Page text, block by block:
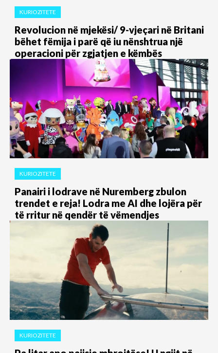
KURIOZITETE
Revolucion në mjekësi/ 9-vjeçari në Britani
bëhet fëmija i parë që iu nënshtrua një
operacioni për zgjatjen e këmbës
KURIOZITETE
Panairi i lodrave në Nuremberg zbulon
trendet e reja! Lodra me AI dhe lojëra për
të rritur në qendër të vëmendjes
KURIOZITETE